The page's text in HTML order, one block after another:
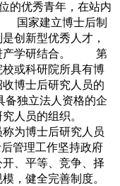
的优秀青年，在站内
国家建立博士后制
创新型优秀人才，
进产学研结合。 第
或科研院所具有博
博士后研究人员的
独立法人资格的企
研究人员的组织。
为博士后研究人员
管理工作坚持政府
、平等、竞争、择
，健全完善制度。